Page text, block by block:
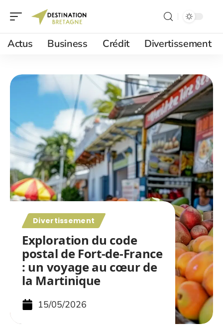
Actus Business Crédit Divertissement
Divertissement
Exploration du code
postal de Fort-de-France
: un voyage au cœur de
la Martinique
15/05/2026